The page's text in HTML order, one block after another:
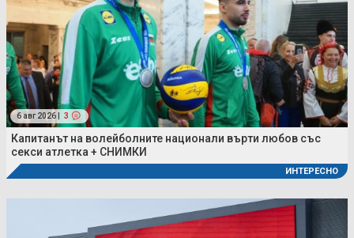
6 авг 2026 | 3
Капитанът на волейболните национали върти любов със
секси атлетка + СНИМКИ
ИНТЕРЕСНО